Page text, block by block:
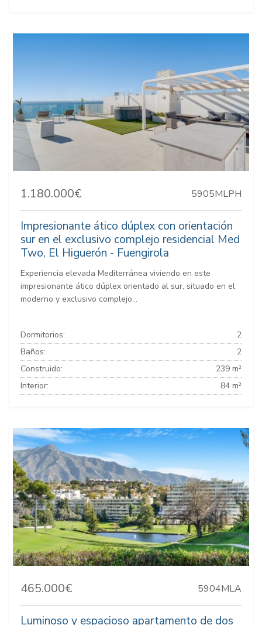
1.180.000€ 5905MLPH
Impresionante ático dúplex con orientación
sur en el exclusivo complejo residencial Med
Two, El Higuerón - Fuengirola
Experiencia elevada Mediterránea viviendo en este
impresionante ático dúplex orientado al sur, situado en el
moderno y exclusivo complejo...
Dormitorios:
2
Baños:
2
Construido:
239 m²
Interior:
84 m²
465.000€ 5904MLA
Luminoso y espacioso apartamento de dos